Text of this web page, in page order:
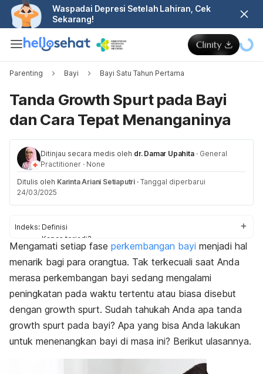
Waspadai Depresi Setelah Lahiran, Cek
Sekarang!
Parenting Bayi Bayi Satu Tahun Pertama
Tanda Growth Spurt pada Bayi
dan Cara Tepat Menanganinya
Ditinjau secara medis oleh dr. Damar Upahita · General
Practitioner · None
Ditulis oleh Karinta Ariani Setiaputri · Tanggal diperbarui
24/03/2025
Indeks: Definisi
Kapan terjadi?
Gejala
Cara mengatasi
Kapan ke dokter?
Mengamati setiap fase perkembangan bayi menjadi hal
menarik bagi para orangtua. Tak terkecuali saat Anda
merasa perkembangan bayi sedang mengalami
peningkatan pada waktu tertentu atau biasa disebut
dengan growth spurt. Sudah tahukah Anda apa tanda
growth spurt pada bayi? Apa yang bisa Anda lakukan
untuk menenangkan bayi di masa ini? Berikut ulasannya.